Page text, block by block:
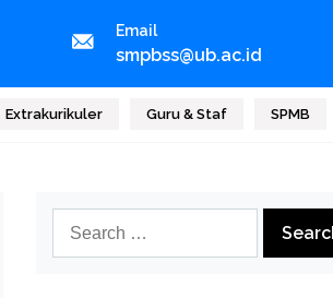
Email
smpbss@ub.ac.id
Extrakurikuler Guru & Staf SPMB
for: